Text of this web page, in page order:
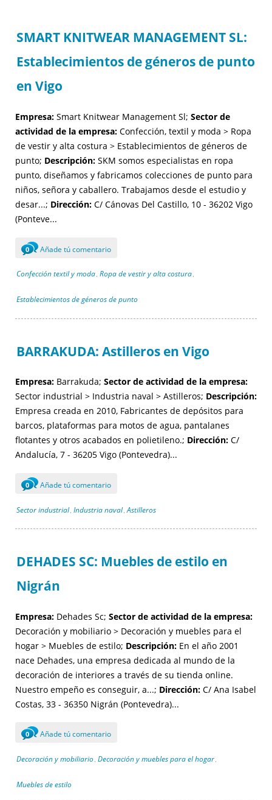
SMART KNITWEAR MANAGEMENT SL:
Establecimientos de géneros de punto
en Vigo
Empresa: Smart Knitwear Management Sl; Sector de
actividad de la empresa: Confección, textil y moda > Ropa
de vestir y alta costura > Establecimientos de géneros de
punto; Descripción: SKM somos especialistas en ropa
punto, diseñamos y fabricamos colecciones de punto para
niños, señora y caballero. Trabajamos desde el estudio y
desar...; Dirección: C/ Cánovas Del Castillo, 10 - 36202 Vigo
(Ponteve...
0 Añade tú comentario
Confección textil y moda , Ropa de vestir y alta costura ,
Establecimientos de géneros de punto
BARRAKUDA: Astilleros en Vigo
Empresa: Barrakuda; Sector de actividad de la empresa:
Sector industrial > Industria naval > Astilleros; Descripción:
Empresa creada en 2010, Fabricantes de depósitos para
barcos, plataformas para motos de agua, pantalanes
flotantes y otros acabados en polietileno.; Dirección: C/
Andalucía, 7 - 36205 Vigo (Pontevedra)...
0 Añade tú comentario
Sector industrial Industria naval Astilleros
DEHADES SC: Muebles de estilo en
Nigrán
Empresa: Dehades Sc; Sector de actividad de la empresa:
Decoración y mobiliario > Decoración y muebles para el
hogar > Muebles de estilo; Descripción: En el año 2001
nace Dehades, una empresa dedicada al mundo de la
decoración de interiores a través de su tienda online.
Nuestro empeño es conseguir, a...; Dirección: C/ Ana Isabel
Costas, 33 - 36350 Nigrán (Pontevedra)...
0 Añade tú comentario
Decoración y mobiliario , Decoración y muebles para el hogar ,
Muebles de estilo